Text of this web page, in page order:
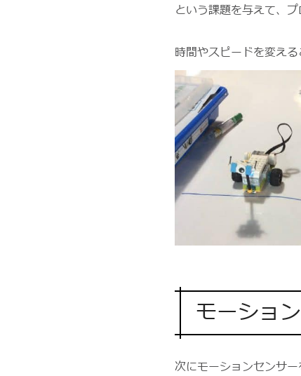
という課題を与えて、
時間やスピードを変え
モーショ
次にモーションセンサー